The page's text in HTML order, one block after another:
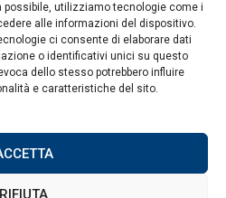
possibile, utilizziamo tecnologie come i
alle informazioni del dispositivo.
ci consente di elaborare dati
o identificativi unici su questo
dello stesso potrebbero influire
e caratteristiche del sito.
RIFIUTA
CULTURA VIAGGI
resta
D’Acunto e